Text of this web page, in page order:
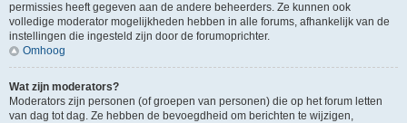
permissies heeft gegeven aan de andere beheerders. Ze kunnen ook
volledige moderator mogelijkheden hebben in alle forums, afhankelijk van de
instellingen die ingesteld zijn door de forumoprichter.
Omhoog
Wat zijn moderators?
Moderators zijn personen (of groepen van personen) die op het forum letten
van dag tot dag. Ze hebben de bevoegdheid om berichten te wijzigen,